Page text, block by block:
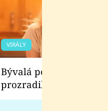
VIRÁLY
Bývalá pornoherečka
prozradila, co ji
natáčení Euforie.